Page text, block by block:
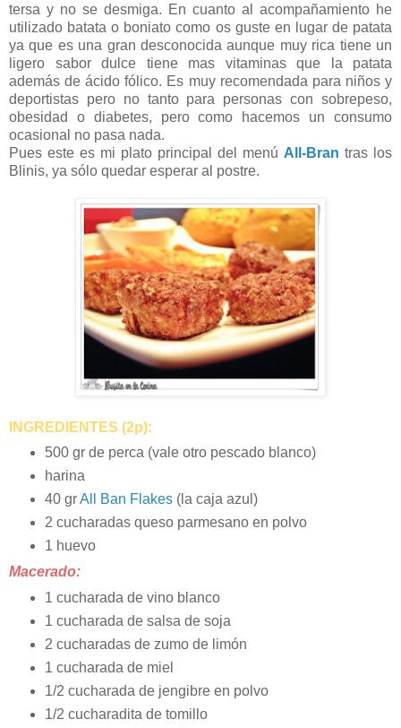
tersa y no se desmiga. En cuanto al acompañamiento he
utilizado batata o boniato como os guste en lugar de patata
ya que es una gran desconocida aunque muy rica tiene un
ligero sabor dulce tiene mas vitaminas que la patata
además de ácido fólico. Es muy recomendada para niños y
deportistas pero no tanto para personas con sobrepeso,
obesidad o diabetes, pero como hacemos un consumo
ocasional no pasa nada.
Pues este es mi plato principal del menú All-Bran tras los
Blinis, ya sólo quedar esperar al postre.
INGREDIENTES (2p):
500 gr de perca (vale otro pescado blanco)
harina
40 grAll Ban Flakes(la caja azul)
2 cucharadas queso parmesano en polvo
1 huevo
Macerado:
1 cucharada de vino blanco
1 cucharada de salsa de soja
2 cucharadas de zumo de limón
1 cucharada de miel
1/2 cucharada de jengibre en polvo
1/2 cucharadita de tomillo